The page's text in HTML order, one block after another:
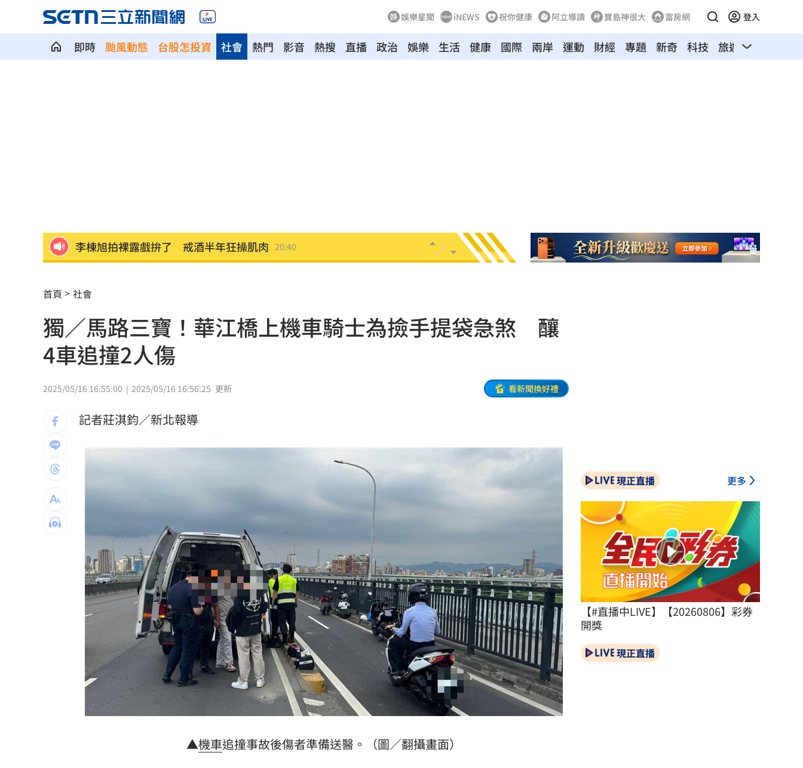
娛樂星聞 iNEWS 祝你健康 阿立導讀 寶島神很大 富房網 登入
即時 颱風動態 台股怎投資 熱門 影音 熱搜 直播 政治
社會 娛樂 生活 健康 國際 兩岸 運動 財經 專題 新奇 科技 旅遊 汽車
李棟旭拍裸露戲拚了 戒酒半年狂操肌肉 20:40
慈濟被詐10億 王必勝曝「陳時中早示警」
7年內連罹2癌！她「愛吃3款點心」惹禍 20:38
遠見天下創辦人高希均90歲辭世！
詐慈濟主嫌信辟穀教 收押全破功嗑光便當
日本3大最強怨靈曝光 東京蓋大樓連死14人
朴娜勑前經紀人遭起訴 曾索取巨額封口費
日防衛白皮書刪台海攸關安保 學者揭真相
外送專法上路2週 低報酬者收入增逾18%
遠傳上半年營收獲利創高 5G滲透率居冠 20:23
廉航名不副實！澳洲Jetstar置物櫃將收費 20:22
路邊攤結帳扔錢讓店員撿 中國奧客引公憤 20:21
台灣彩券開獎直播中 20:31
LIVE三立+24小時直播 15:27
三立iNEWS新聞台線上直播 18:00
理想混蛋號召粉絲跨海追星吃美食！ 18:15
首頁 社會
獨／馬路三寶！華江橋上機車騎士為撿手提袋急煞 釀
4車追撞2人傷
2025/05/16 16:55:00 2025/05/16 16:56:25 更新 看新聞換好禮
記者莊淇鈞／新北報導
▲機車追撞事故後傷者準備送醫。（圖／翻攝畫面）
現正直播 更多
【#直播中LIVE】【20260806】彩券
開獎
現正直播